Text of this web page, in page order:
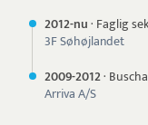
2012-nu· Faglig
3F Søhøjlandet
2009-2012·
Arriva A/S